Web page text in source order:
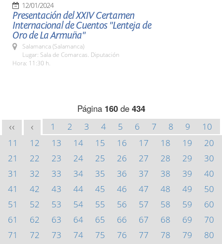
12/01/2024
Presentación del XXIV Certamen
Internacional de Cuentos "Lenteja de
Oro de La Armuña"
Salamanca (Salamanca)
Lugar: Sala de Comarcas. Diputación
Hora: 11:30 h.
Página 160de 434
<< < 1 2 3 4 5 6 7 8 9
10
11
12 13 14 15 16 17 18 19
20
21
22 23 24 25 26 27 28 29
30
31
32 33 34 35 36 37 38 39
40
41
42 43 44 45 46 47 48 49
50
51
52 53 54 55 56 57 58 59
60
61
62 63 64 65 66 67 68 69
70
71
72 73 74 75 76 77 78 79
80